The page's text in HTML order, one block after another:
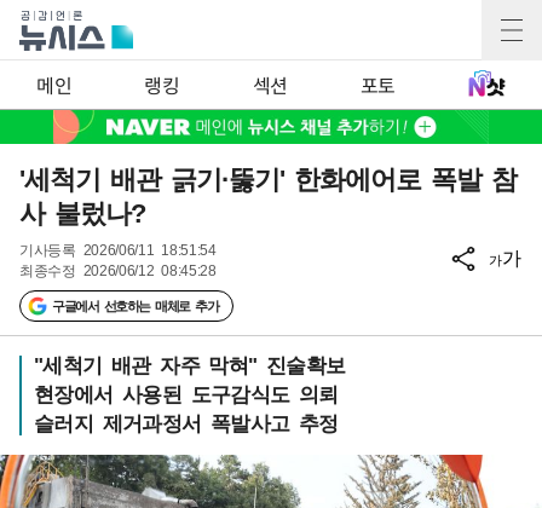
메인 랭킹 섹션 포토
'세척기 배관 긁기·뚫기' 한화에어로 폭발 참
사 불렀나?
기사등록 2026/06/11 18:51:54
최종수정 2026/06/12 08:45:28
구글에서 선호하는 매체로 추가
가가
"세척기 배관 자주 막혀" 진술확보
현장에서 사용된 도구감식도 의뢰
슬러지 제거과정서 폭발사고 추정